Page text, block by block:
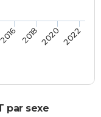
2016 2018 2020 2022
par sexe